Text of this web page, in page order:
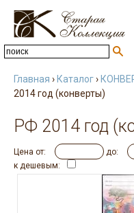
Главная › Каталог›
2014 год (конверты)
РФ 2014 год
Цена от: до:
к дешевым: